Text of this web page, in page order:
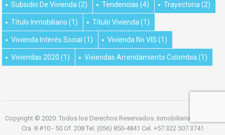
Subsidio De Vivienda(2) Tendencias (4) Trayectoria(2)
Título Inmobiliario (1) Título Vivienda(1)
Vivienda Interés Social (1) Vivienda No VIS (1)
Viviendas 2020 (1) Viviendas Arrendamiento Colombia(1)
Copyright © 2020. Todos los Derechos Reservados. Inmobiliaria Chinchiná
Cra. 8 #10 - 50 Of. 208 Tel. (056) 850-4841 Cel. +57 322 507 3741